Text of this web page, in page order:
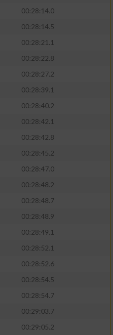
00:28:14.0
00:28:14.5
00:28:21.1
00:28:22.8
00:28:27.2
00:28:39.1
00:28:40.2
00:28:42.1
00:28:42.8
00:28:45.2
00:28:47.0
00:28:48.2
00:28:48.7
00:28:48.9
00:28:49.1
00:28:52.1
00:28:52.6
00:28:54.5
00:28:54.7
00:29:03.7
00:29:05.2